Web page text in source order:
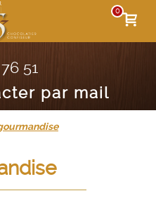
0
51
par mail